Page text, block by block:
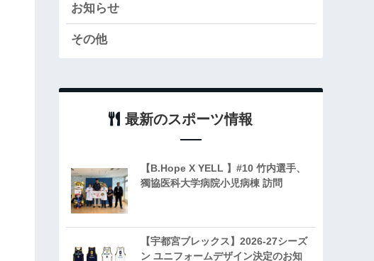
お知らせ
その他
最新のスポーツ情報
【B.Hope X YELL 】#10 竹内選手、
獨協医科大学病院小児病棟 訪問
【宇都宮ブレックス】2026-27シーズ
ン ユニフォームデザイン決定のお知